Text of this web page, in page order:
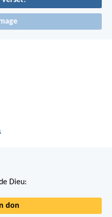
Dieu:
don